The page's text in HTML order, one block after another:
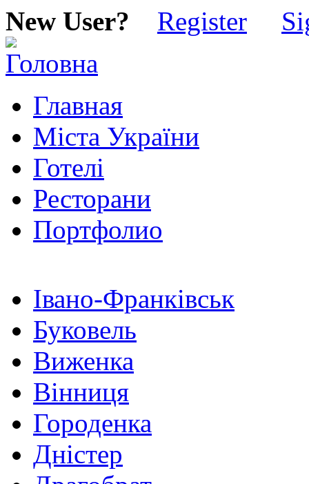
New User? Register
Главная
Міста України
Готелі
Ресторани
Портфолио
Івано-Франківськ
Буковель
Виженка
Вінниця
Городенка
Дністер